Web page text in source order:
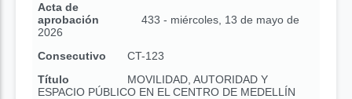
Acta de
aprobación
433 - miércoles, 13 de mayo de
2026
Consecutivo
CT-123
Título
MOVILIDAD, AUTORIDAD Y
ESPACIO PÚBLICO EN EL CENTRO DE MEDELLÍN